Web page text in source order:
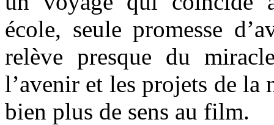
école, seule promesse
relève presque du
l’avenir et les projets de la
bien plus de sens au film.